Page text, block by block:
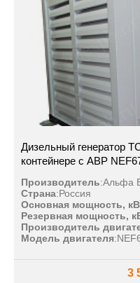
Дизельный генератор
контейнере с АВР
Производитель:Альфа
Страна:Россия
Основная мощность,
Резервная мощность,
Производитель
Модель двигателя:
3